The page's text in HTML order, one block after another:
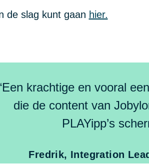
de slag kunt gaan hier.
krachtige en vooral
die de content van
PLAYipp’s
Fredrik, Integration